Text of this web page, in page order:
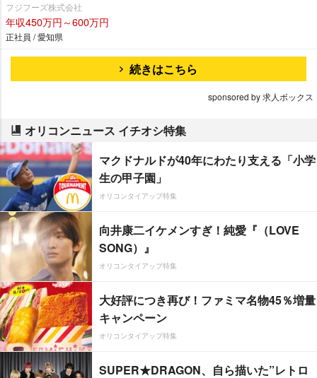
フジフーズ株式会社
年収450万円～600万円
正社員 / 愛知県
続きはこちら
sponsored by 求人ボックス
オリコンニュース イチオシ特集
マクドナルドが40年にわたり支える「小学
生の甲子園」
オリコンタイアップ特集
向井康二イケメンすぎ！純愛『（LOVE
SONG）』
オリコンタイアップ特集
大好評につき再び！ファミマ名物45％増量
キャンペーン
オリコンタイアップ特集
SUPER★DRAGON、自ら描いた”レトロ